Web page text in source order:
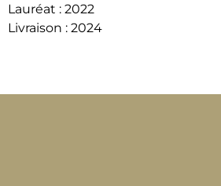
Lauréat : 2022
Livraison : 2024